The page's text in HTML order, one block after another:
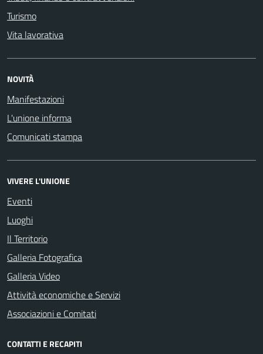
Turismo
Vita lavorativa
NOVITÀ
Manifestazioni
L'unione informa
Comunicati stampa
VIVERE L'UNIONE
Eventi
Luoghi
Il Territorio
Galleria Fotografica
Galleria Video
Attività economiche e Servizi
Associazioni e Comitati
CONTATTI E RECAPITI